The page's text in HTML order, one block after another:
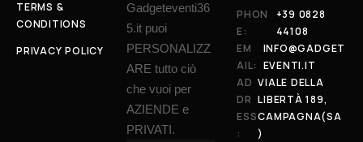
TERMS &
CONDITIONS
PRIVACY POLICY
Gadgeteventi36
5.it puoi
PERSONALIZZ
ARE tutto ciò
che vuoi per
AZIENDE e
PRIVATI.
PHON
E:
+39 0828
44108
EM
AIL:
INFO@GADGET
EVENTI.IT
AD
DR
ESS
:
VIALE DELLA
LIBERTÀ 189,
CAMPAGNA(SA
)